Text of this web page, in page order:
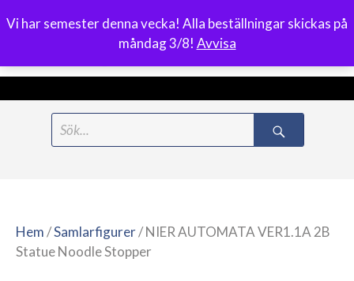
Vi har semester denna vecka! Alla beställningar skickas på
måndag 3/8! Avvisa
0
Meny
Hem/Samlarfigurer/ NIER AUTOMATA VER1.1A 2B
Statue Noodle Stopper